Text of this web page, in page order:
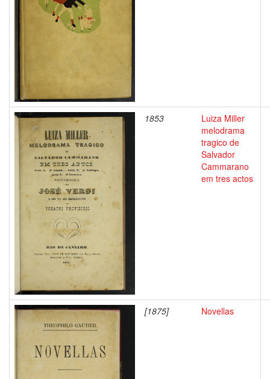
1853
Luiza Miller
melodrama
tragico de
Salvador
Cammarano
em tres actos
[1875] Novellas